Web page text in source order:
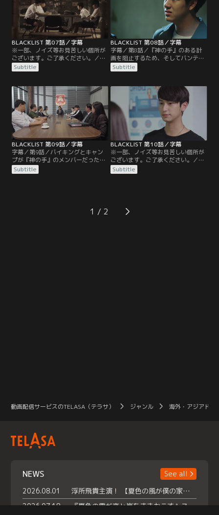
になりすまし、彼らが運営するカジ
ノへの潜入を試みる。しかし、そこ
には何故かキャロットの姿が…。
生徒会へ入会し、生徒会長のキャン
プから『ブラックリスト』のメンバ
ーを監視するように命じられる。
BLACKLIST 第07話／字幕
※一部、ノイズ等お見苦しい個所が
ございます。ご了承ください。／字
幕／第7話／『神の手』によって薬
物を盛られたアンドリュー、ハイラ
さらに、バンタットが何者かによっ
て連れ去られてしまう。そんな中、
ハイライトはオレンジがタイトルと
親しげに話す姿を目撃。オレンジを
めぐって、ハイライトとタイトルは
口論になってしまう。
Subtitle
BLACKLIST 第08話／字幕
字幕／第8話／『神の手』のある計
画を阻止するため、そしてバンテッ
トを救出するため『ブラックリス
ト』のメンバーは敵のアジトに潜入
何故かタイトルの姿が…。
Subtitle
BLACKLIST 第09話／字幕
字幕／第9話／バイキングとキャン
プが『神の手』のメンバーだったこ
とで生徒会は解散となり、校内に平
和が訪れたかのように思えた。しか
集めるよう指示するも、その強引な
やり方にトラフィックは不信感を募
Subtitle
BLACKLIST 第10話／字幕
※一部、ノイズ等お見苦しい個所が
ございます。ご了承ください。／字
幕／第10話／ワンパデットとジンマ
ニーが、クリン校長の手下によって
た廃ビルで、衝撃的な現場を目撃し
てしまう。そしてアンドリューに
Subtitle
1
動画配信サービスのTELASA（テラサ） ジャンル 海外・アジアドラ
NEWS
See all
2026.08.01
浮所飛貴主演！ 【夏色の風が僕の家にやってきた】 本日よりテラサで独占配信スタート！
2026.07.18
『夏色の雲が恋と嵐をまきおこす』スペシャルメイキング 【Part1】2026年７月18日（土）23時30分～配信スタート！話題のシーンの裏側を大公開！豪華キャスト大集合！ 『武宮家 真夏の家族会議』開催！